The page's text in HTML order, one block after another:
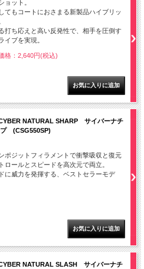
ョット。
てもコートにおさまる新製品ハイブリッ
打ち応えと高い反発性で、相手を圧倒す
イブを実現。
格：2,640円(税込)
NATURAL SHARP サイバーナチ
プ (CSG550SP)
ポジットフィラメントで衝撃吸収と復元
ロールとスピードを高次元で両立。
に威力を発揮する、ベストセラーモデ
NATURAL SLASH サイバーナチ